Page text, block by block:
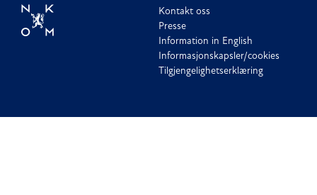
Kontakt oss
Presse
Information in English
Informasjonskapsler/cookies
Tilgjengelighetserklæring